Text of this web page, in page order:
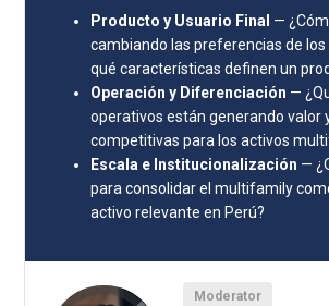
Producto y Usuario Final —
cambiando las preferencias de
qué características definen un
Operación y Diferenciación —
operativos están generando valor
competitivas para los activos
Escala e Institucionalización —
para consolidar el multifamily
activo relevante en Perú?
Moderator